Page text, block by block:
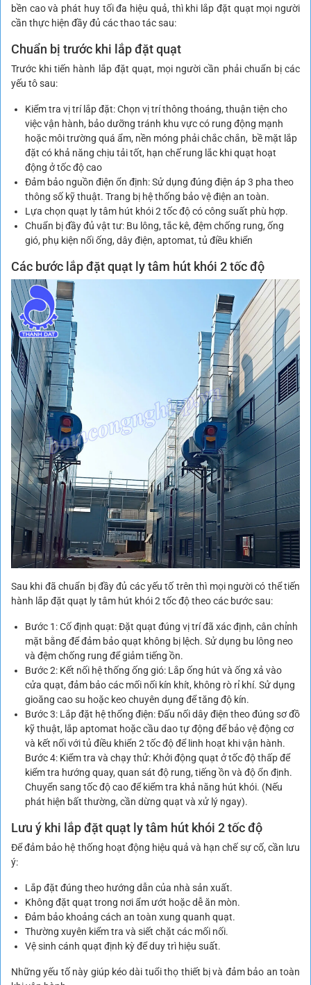
bền cao và phát huy tối đa hiệu quả, thì khi lắp đặt quạt mọi người
cần thực hiện đầy đủ các thao tác sau:
Chuẩn bị trước khi lắp đặt quạt
Trước khi tiến hành lắp đặt quạt, mọi người cần phải chuẩn bị các
yếu tô sau:
Kiểm tra vị trí lắp đặt: Chọn vị trí thông thoáng, thuận tiện cho
việc vận hành, bảo dưỡng tránh khu vực có rung động mạnh
hoặc môi trường quá ẩm, nền móng phải chắc chắn, bề mặt lắp
đặt có khả năng chịu tải tốt, hạn chế rung lắc khi quạt hoạt
động ở tốc độ cao
Đảm bảo nguồn điện ổn định: Sử dụng đúng điện áp 3 pha theo
thông số kỹ thuật. Trang bị hệ thống bảo vệ điện an toàn.
Lựa chọn quạt ly tâm hút khói 2 tốc độ có công suất phù hợp.
Chuẩn bị đầy đủ vật tư: Bu lông, tắc kê, đệm chống rung, ống
gió, phụ kiện nối ống, dây điện, aptomat, tủ điều khiển
Các bước lắp đặt quạt ly tâm hút khói 2 tốc độ
Sau khi đã chuẩn bị đầy đủ các yếu tố trên thì mọi người có thể tiến
hành lắp đặt quạt ly tâm hút khói 2 tốc độ theo các bước sau:
Bước 1: Cố định quạt: Đặt quạt đúng vị trí đã xác định, cân chỉnh
mặt bằng để đảm bảo quạt không bị lệch. Sử dụng bu lông neo
và đệm chống rung để giảm tiếng ồn.
Bước 2: Kết nối hệ thống ống gió: Lắp ống hút và ống xả vào
cửa quạt, đảm bảo các mối nối kín khít, không rò rỉ khí. Sử dụng
gioăng cao su hoặc keo chuyên dụng để tăng độ kín.
Bước 3: Lắp đặt hệ thống điện: Đấu nối dây điện theo đúng sơ đồ
kỹ thuật, lắp aptomat hoặc cầu dao tự động để bảo vệ động cơ
và kết nối với tủ điều khiển 2 tốc độ để linh hoạt khi vận hành.
Bước 4: Kiểm tra và chạy thử: Khởi động quạt ở tốc độ thấp để
kiểm tra hướng quay, quan sát độ rung, tiếng ồn và độ ổn định.
Chuyển sang tốc độ cao để kiểm tra khả năng hút khói. (Nếu
phát hiện bất thường, cần dừng quạt và xử lý ngay).
Lưu ý khi lắp đặt quạt ly tâm hút khói 2 tốc độ
Để đảm bảo hệ thống hoạt động hiệu quả và hạn chế sự cố, cần lưu
ý:
Lắp đặt đúng theo hướng dẫn của nhà sản xuất.
Không đặt quạt trong nơi ẩm ướt hoặc dễ ăn mòn.
Đảm bảo khoảng cách an toàn xung quanh quạt.
Thường xuyên kiểm tra và siết chặt các mối nối.
Vệ sinh cánh quạt định kỳ để duy trì hiệu suất.
Những yếu tố này giúp kéo dài tuổi thọ thiết bị và đảm bảo an toàn